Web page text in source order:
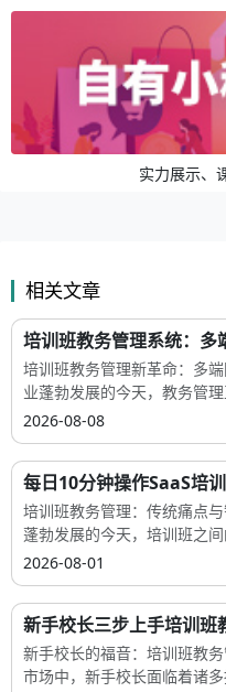
实力展示、
相关文章
培训班教务管理系统：多
培训班教务管理新革命：多
业蓬勃发展的今天，教务管
2026-08-08
每日10分钟操作SaaS培
培训班教务管理：传统痛点
蓬勃发展的今天，培训班之
2026-08-01
新手校长三步上手培训
新手校长的福音：培训班教
市场中，新手校长面临着诸